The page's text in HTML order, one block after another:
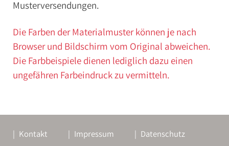
Musterversendungen.
Die Farben der Materialmuster können je nach
Browser und Bildschirm vom Original abweichen.
Die Farbbeispiele dienen lediglich dazu einen
ungefähren Farbeindruck zu vermitteln.
Kontakt Impressum
Datenschutz